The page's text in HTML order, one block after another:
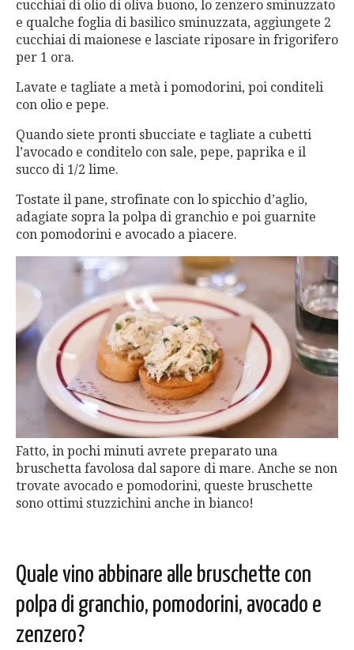
cucchiai di olio di oliva buono, lo zenzero sminuzzato
e qualche foglia di basilico sminuzzata, aggiungete 2
cucchiai di maionese e lasciate riposare in frigorifero
per 1 ora.
Lavate e tagliate a metà i pomodorini, poi conditeli
con olio e pepe.
Quando siete pronti sbucciate e tagliate a cubetti
l’avocado e conditelo con sale, pepe, paprika e il
succo di 1/2 lime.
Tostate il pane, strofinate con lo spicchio d’aglio,
adagiate sopra la polpa di granchio e poi guarnite
con pomodorini e avocado a piacere.
Fatto, in pochi minuti avrete preparato una
bruschetta favolosa dal sapore di mare. Anche se non
trovate avocado e pomodorini, queste bruschette
sono ottimi stuzzichini anche in bianco!
Quale vino abbinare alle bruschette con
polpa di granchio, pomodorini, avocado e
zenzero?